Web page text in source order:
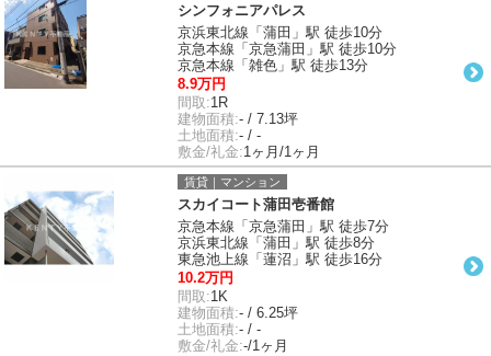
シンフォニアパレス
京浜東北線「蒲田」駅 徒歩10分
京急本線「京急蒲田」駅 徒歩10分
京急本線「雑色」駅 徒歩13分
8.9万円
間取:1R
建物面積:- / 7.13坪
土地面積:- / -
敷金/礼金:1ヶ月/1ヶ月
賃貸｜マンション
スカイコート蒲田壱番館
京急本線「京急蒲田」駅 徒歩7分
京浜東北線「蒲田」駅 徒歩8分
東急池上線「蓮沼」駅 徒歩16分
10.2万円
間取:1K
建物面積:- / 6.25坪
土地面積:- / -
敷金/礼金:-/1ヶ月